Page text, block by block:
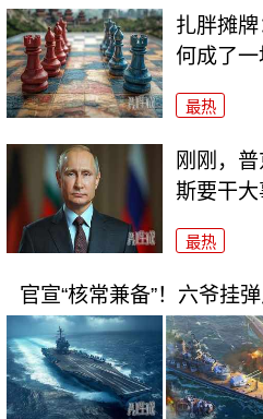
扎胖摊
何成了一
最热
刚刚，
斯要干大
最热
官宣“核常兼备”！六爷挂